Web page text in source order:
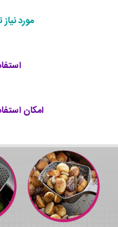
مورد
امکان